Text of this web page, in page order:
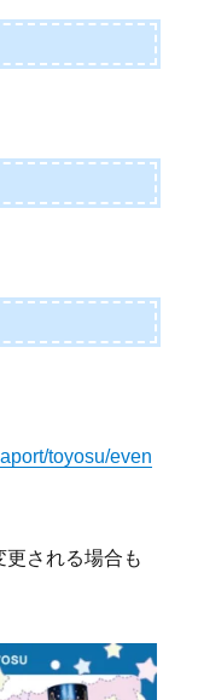
toyosu/even
される場合も